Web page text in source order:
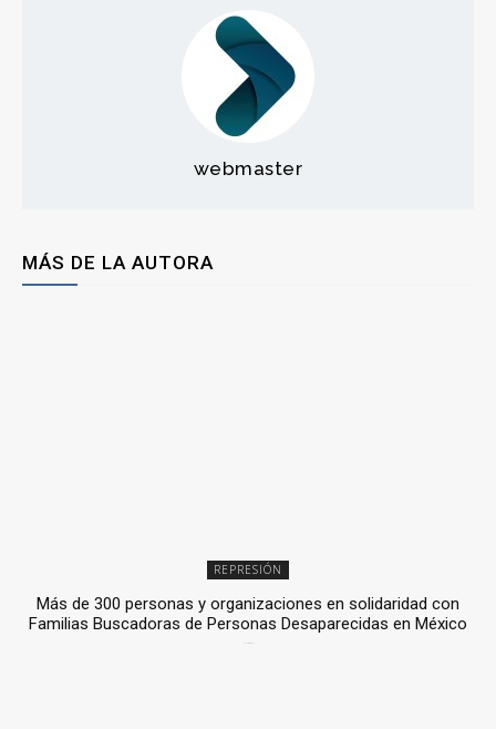
webmaster
MÁS DE LA AUTORA
REPRESIÓN
Más de 300 personas y organizaciones en solidaridad con
Familias Buscadoras de Personas Desaparecidas en México